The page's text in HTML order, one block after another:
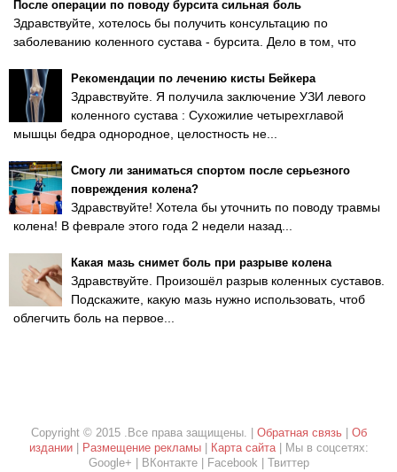
После операции по поводу бурсита сильная боль
Здравствуйте, хотелось бы получить консультацию по
заболеванию коленного сустава - бурсита. Дело в том, что
Рекомендации по лечению кисты Бейкера
Здравствуйте. Я получила заключение УЗИ левого
коленного сустава : Сухожилие четырехглавой
мышцы бедра однородное, целостность не...
Смогу ли заниматься спортом после серьезного
повреждения колена?
Здравствуйте! Хотела бы уточнить по поводу травмы
колена! В феврале этого года 2 недели назад...
Какая мазь снимет боль при разрыве колена
Здравствуйте. Произошёл разрыв коленных суставов.
Подскажите, какую мазь нужно использовать, чтоб
облегчить боль на первое...
Copyright © 2015 .Все права защищены. | Обратная связь| Об
издании| Размещение рекламы| Карта сайта| Мы в соцсетях:
Google+ | ВКонтакте | Facebook | Твиттер